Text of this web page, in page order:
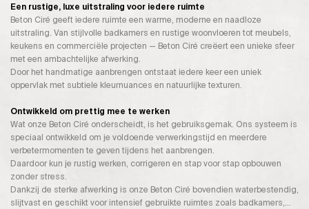
Een rustige, luxe uitstraling voor iedere ruimte
Beton Ciré geeft iedere ruimte een warme, moderne en naadloze
uitstraling. Van stijlvolle badkamers en rustige woonvloeren tot meubels,
keukens en commerciële projecten — Beton Ciré creëert een unieke sfeer
met een ambachtelijke afwerking.
Door het handmatige aanbrengen ontstaat iedere keer een uniek
oppervlak met subtiele kleurnuances en natuurlijke texturen.
Ontwikkeld om prettig mee te werken
Wat onze Beton Ciré onderscheidt, is het gebruiksgemak. Ons systeem is
speciaal ontwikkeld om je voldoende verwerkingstijd en meerdere
verbetermomenten te geven tijdens het aanbrengen.
Daardoor kun je rustig werken, corrigeren en stap voor stap opbouwen
zonder stress.
Dankzij de sterke afwerking is onze Beton Ciré bovendien waterbestendig,
slijtvast en geschikt voor intensief gebruikte ruimtes zoals badkamers,